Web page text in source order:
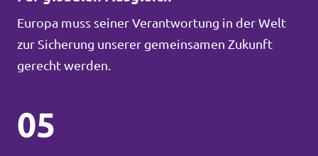
Europa muss seiner Verantwortung in der Welt
zur Sicherung unserer gemeinsamen Zukunft
gerecht werden.
05